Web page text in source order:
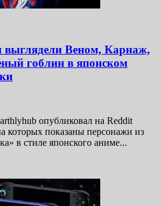
Веном, Карнаж,
гоблин в японском
опубликовал на Reddit
которых показаны персонажи из
в стиле японского аниме...